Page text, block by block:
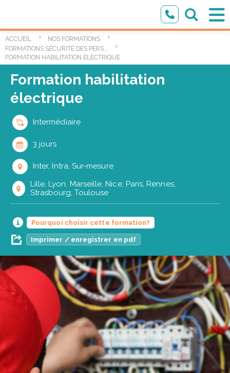
ACCUEIL
NOS FORMATIONS
FORMATION HABILITATION ÉLECTRIQUE
Formation habilitation
électrique
Intermédiaire
3 jours
Inter, Intra, Sur-mesure
Lille, Lyon, Marseille, Nice, Paris, Rennes,
Strasbourg, Toulouse
Pourquoi choisir cette formation?
Imprimer / enregistrer en pdf